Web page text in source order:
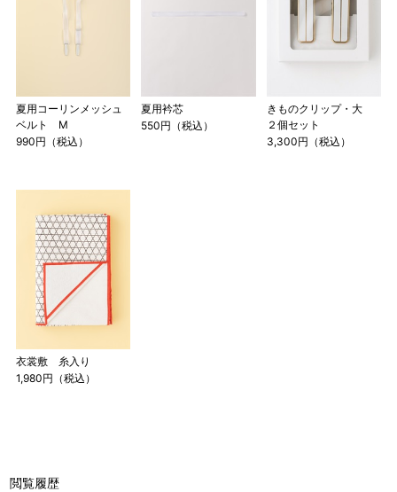
夏用コーリンメッシュ
ベルト M
990円（税込）
夏用衿芯
550円（税込）
きものクリップ・大
２個セット
3,300円（税込）
衣裳敷 糸入り
1,980円（税込）
閲覧履歴